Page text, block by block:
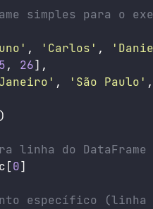
simples para o
' , ' Carlos ' , '
, 26],
' , ' São Paulo ' ,
linha do DataFrame
0]
específico